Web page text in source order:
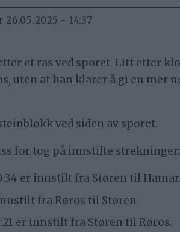
26.05.2025 - 14:37
et ras ved sporet. Litt etter
uten at han klarer å gi en mer
ved siden av sporet.
for tog på innstilte strekninger:
er innstilt fra Støren til Hamar.
fra Røros til Støren.
er innstilt fra Støren til Røros.